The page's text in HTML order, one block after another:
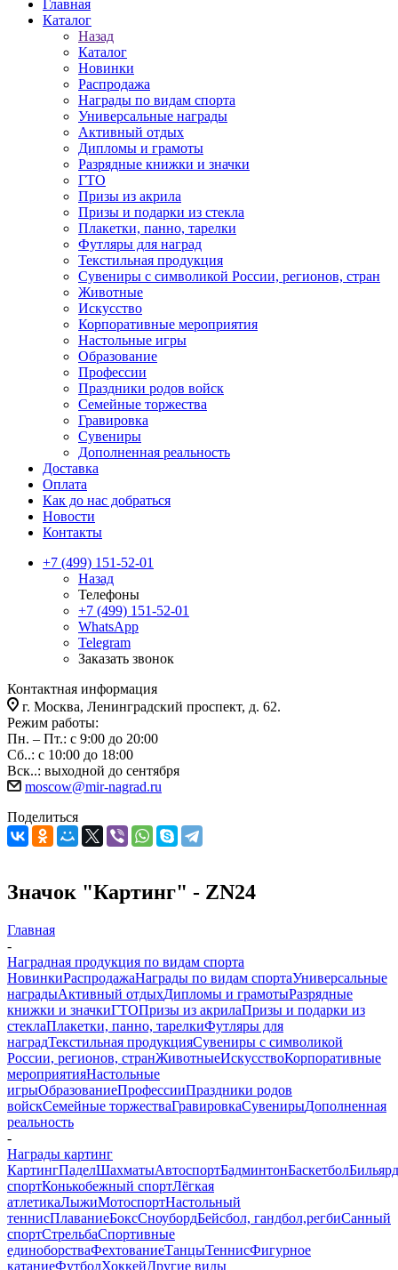
Главная
Каталог
Назад
Каталог
Новинки
Распродажа
Награды по видам спорта
Универсальные награды
Активный отдых
Дипломы и грамоты
Разрядные книжки и значки
ГТО
Призы из акрила
Призы и подарки из стекла
Плакетки, панно, тарелки
Футляры для наград
Текстильная продукция
Сувениры с символикой России, регионов, стран
Животные
Искусство
Корпоративные мероприятия
Настольные игры
Образование
Профессии
Праздники родов войск
Семейные торжества
Гравировка
Сувениры
Дополненная реальность
Доставка
Оплата
Как до нас добраться
Новости
Контакты
+7 (499) 151-52-01
Назад
Телефоны
+7 (499) 151-52-01
WhatsApp
Telegram
Заказать звонок
Контактная информация
г. Москва, Ленинградский проспект, д. 62.
Режим работы:
Пн. – Пт.: с 9:00 до 20:00
Сб..: с 10:00 до 18:00
Вск..: выходной до сентября
moscow@mir-nagrad.ru
Поделиться
Значок "Картинг" - ZN24
Главная
-
Наградная продукция по видам спорта
НовинкиРаспродажаНаграды по видам спортаУниверсальные
наградыАктивный отдыхДипломы и грамотыРазрядные
книжки и значкиГТОПризы из акрилаПризы и подарки из
стеклаПлакетки, панно, тарелкиФутляры для
наградТекстильная продукцияСувениры с символикой
России, регионов, странЖивотныеИскусствоКорпоративные
мероприятияНастольные
игрыОбразованиеПрофессииПраздники родов
войскСемейные торжестваГравировкаСувенирыДополненная
реальность
-
Награды картинг
КартингПаделШахматыАвтоспортБадминтонБаскетболБильярд
спортКонькобежный спортЛёгкая
атлетикаЛыжиМотоспортНастольный
теннисПлаваниеБоксСноубордБейсбол, гандбол,регбиСанный
спортСтрельбаСпортивные
единоборстваФехтованиеТанцыТеннисФигурное
катаниеФутболХоккейДругие виды